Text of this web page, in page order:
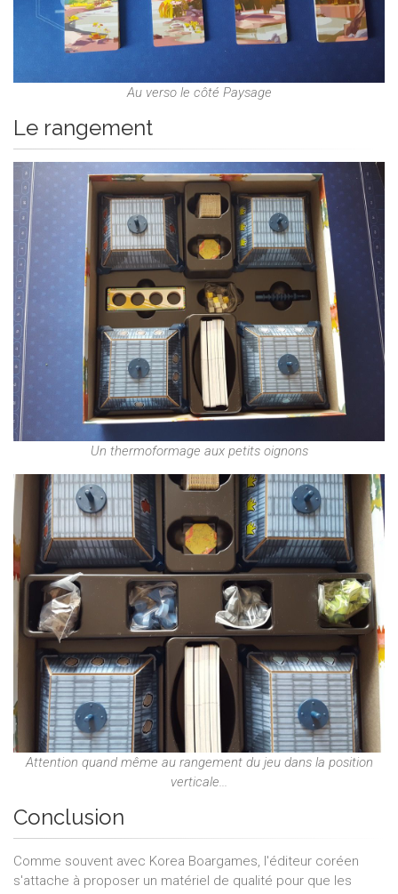
Au verso le côté Paysage
Le rangement
Un thermoformage aux petits oignons
Attention quand même au rangement du jeu dans la position
verticale...
Conclusion
Comme souvent avec Korea Boargames, l'éditeur coréen
s'attache à proposer un matériel de qualité pour que les